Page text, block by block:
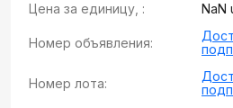
Цена за единицу, : NaN
Номер объявления:
Номер лота: